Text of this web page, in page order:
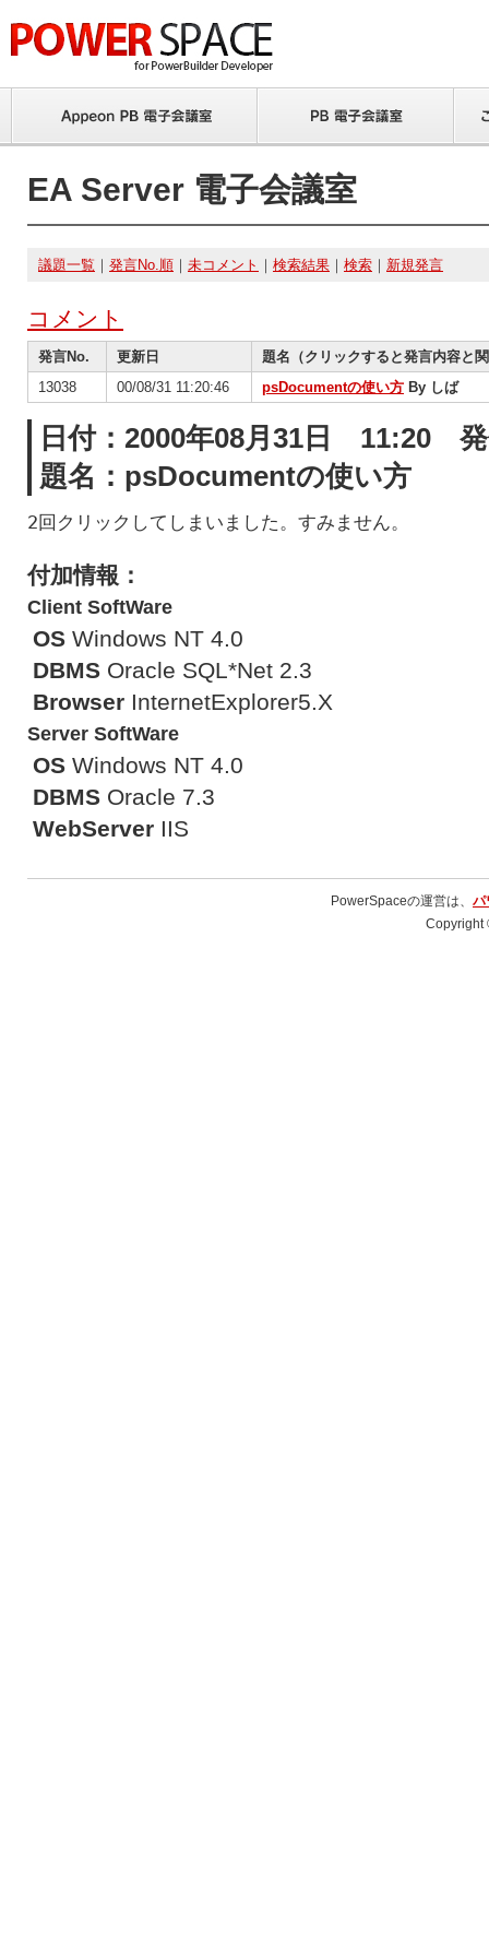
EA Server 電子会議室
議題一覧 ｜ 発言No.順 ｜ 未コメント ｜ 検索結果 ｜ 検索 ｜ 新規発言
コメント
発言No. 更新日
題名（クリックすると発言内容と
13038
00/08/31 11:20:46 psDocumentの使い方 By しば
日付：2000年08月31日 11:20
題名：psDocumentの使い方
2回クリックしてしまいました。すみません。
付加情報：
Client SoftWare
OS Windows NT 4.0
DBMS Oracle SQL*Net 2.3
Browser InternetExplorer5.X
Server SoftWare
OS Windows NT 4.0
DBMS Oracle 7.3
WebServer IIS
PowerSpaceの運営は、 パ
Copyright